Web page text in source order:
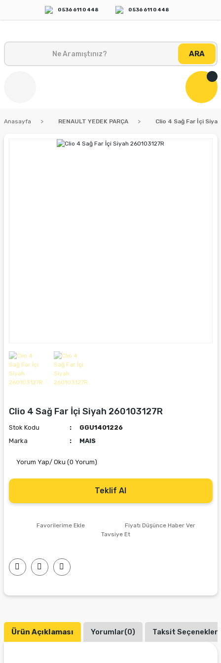
0 536 611 0 448 0 536 611 0 448
ARA
Anasayfa RENAULT YEDEK PARÇA Clio 4 Sağ Far İçi
Clio 4 Sağ Far İçi Siyah 260103127R
Stok Kodu
GGU1401226
Marka
MAIS
Yorum Yap/ Oku (0 Yorum)
Teklif Al
Fiyatı Düşünce Haber Ver
Tavsiye Et
Ürün Açıklaması Yorumlar(0) Taksit Seçenekleri